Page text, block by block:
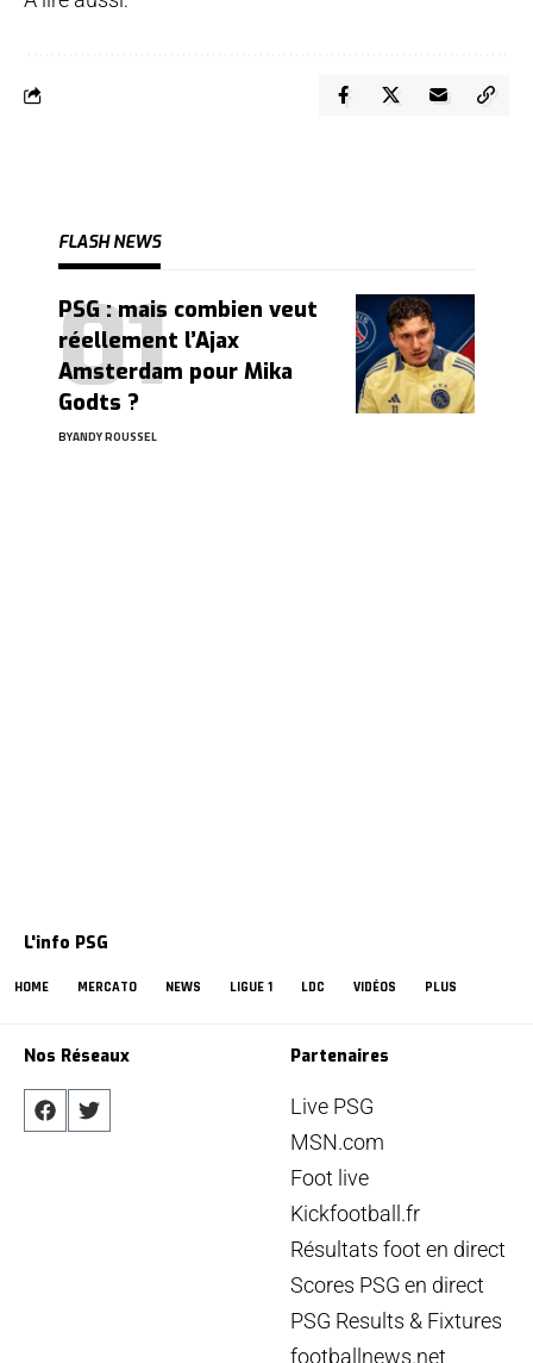
FLASH NEWS
PSG : mais combien veut
réellement l’Ajax
Amsterdam pour Mika
Godts ?
BYANDY ROUSSEL
L'info PSG
HOME MERCATO NEWS LIGUE 1 LDC VIDÉOS PLUS
Nos Réseaux Partenaires
Live PSG
MSN.com
Foot live
Kickfootball.fr
Résultats foot en direct
Scores PSG en direct
PSG Results & Fixtures
footballnews.net